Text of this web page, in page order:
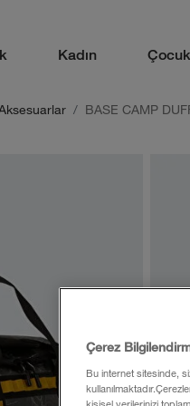
Kadın Çocuk
BASE CAMP
Çerez
Bu internet sitesinde,
kişisel verilerinizi